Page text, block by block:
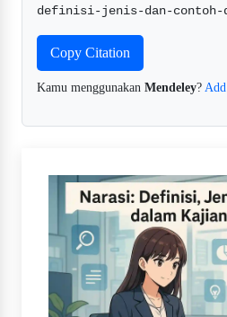
Copy Citation
Kamu menggunakan Mendeley?